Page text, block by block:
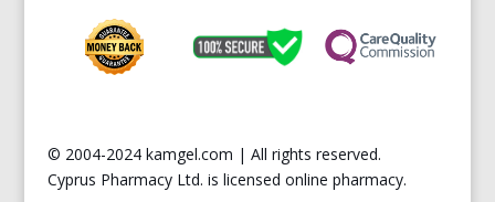
© 2004-2024 kamgel.com | All rights reserved.
Cyprus Pharmacy Ltd. is licensed online pharmacy.